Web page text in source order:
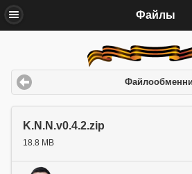
Файлы
K.N.N.v0.4.2.zip
18.8 MB